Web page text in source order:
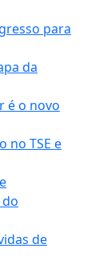
para
da
é o novo
no TSE e
de